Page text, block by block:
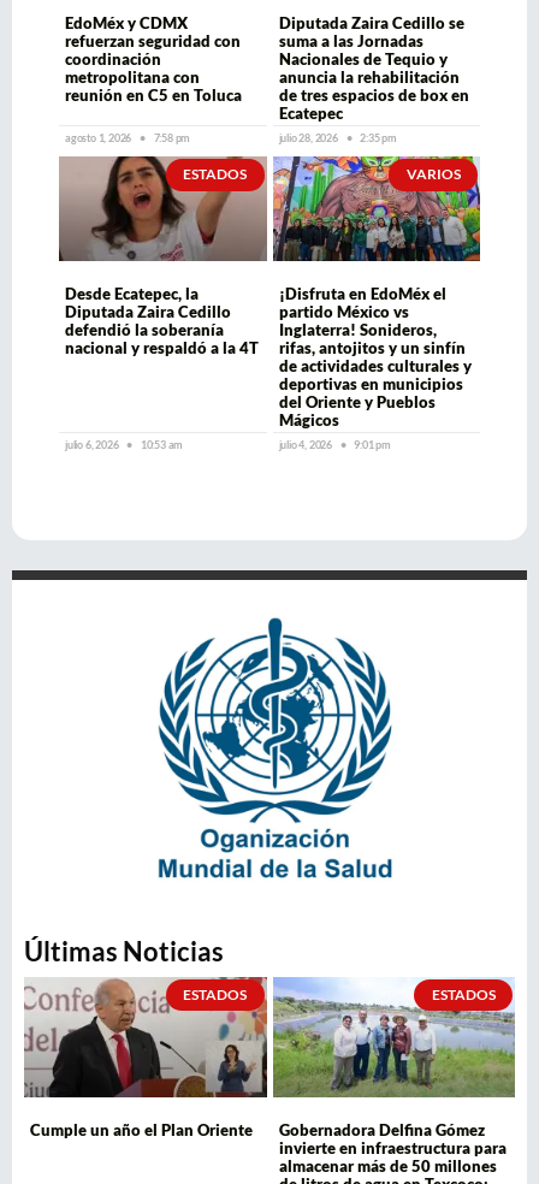
EdoMéx y CDMX
refuerzan seguridad con
coordinación
metropolitana con
reunión en C5 en Toluca
agosto 1, 2026 7:58 pm
Diputada Zaira Cedillo se
suma a las Jornadas
Nacionales de Tequio y
anuncia la rehabilitación
de tres espacios de box en
Ecatepec
julio 28, 2026 2:35 pm
ESTADOS
Desde Ecatepec, la
Diputada Zaira Cedillo
defendió la soberanía
nacional y respaldó a la 4T
julio 6, 2026 10:53 am
VARIOS
¡Disfruta en EdoMéx el
partido México vs
Inglaterra! Sonideros,
rifas, antojitos y un sinfín
de actividades culturales y
deportivas en municipios
del Oriente y Pueblos
Mágicos
julio 4, 2026 9:01 pm
Últimas Noticias
ESTADOS
Cumple un año el Plan Oriente
ESTADOS
Gobernadora Delfina Gómez
invierte en infraestructura para
almacenar más de 50 millones